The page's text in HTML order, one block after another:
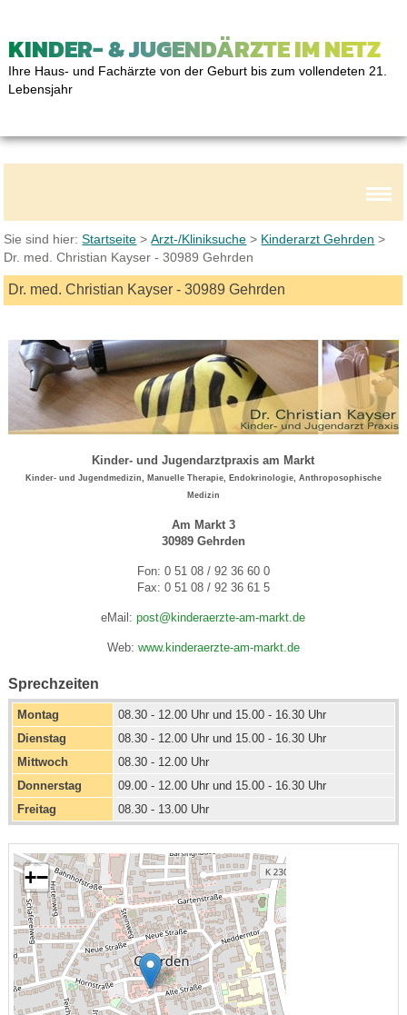
KINDER- & JUGENDÄRZTE IM NETZ
Ihre Haus- und Fachärzte von der Geburt bis zum vollendeten 21.
Lebensjahr
Sie sind hier:Startseite >Arzt-/Kliniksuche > Kinderarzt Gehrden >
Dr. med. Christian Kayser - 30989 Gehrden
Dr. med. Christian Kayser - 30989 Gehrden
Kinder- und Jugendarztpraxis am Markt
Kinder- und Jugendmedizin, Manuelle Therapie,
Endokrinologie, Anthroposophische
Medizin
Am Markt 3
30989 Gehrden
Fon: 0 51 08 / 92 36 60 0
Fax: 0 51 08 / 92 36 61 5
eMail:post@kinderaerzte-am-markt.de
Web: www.kinderaerzte-am-markt.de
Sprechzeiten
Montag
08.30 - 12.00 Uhr und 15.00 - 16.30 Uhr
Dienstag
08.30 - 12.00 Uhr und 15.00 - 16.30 Uhr
Mittwoch
08.30 - 12.00 Uhr
Donnerstag
09.00 - 12.00 Uhr und 15.00 - 16.30 Uhr
Freitag
08.30 - 13.00 Uhr
+−